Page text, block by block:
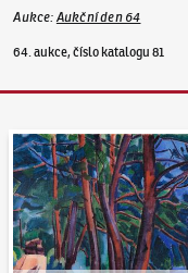
Aukce: Aukční den 64
64. aukce, číslo katalogu 81
Aukční den 95